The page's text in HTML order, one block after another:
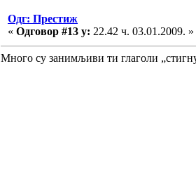
Одг: Престиж
« Одговор #13 у: 22.42 ч. 03.01.2009. »
Много су занимљиви ти глаголи